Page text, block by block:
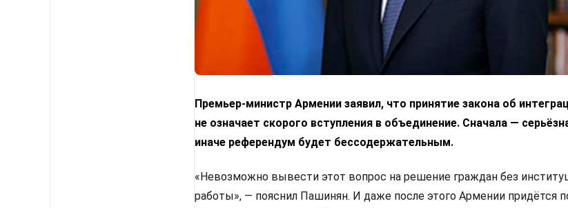
Премьер-министр Армении заявил, что принятие закона об
не означает скорого вступления в объединение. Сначала —
иначе референдум будет бессодержательным.
«Невозможно вывести этот вопрос на решение граждан без
работы», — пояснил Пашинян. И даже после этого Армении придётся